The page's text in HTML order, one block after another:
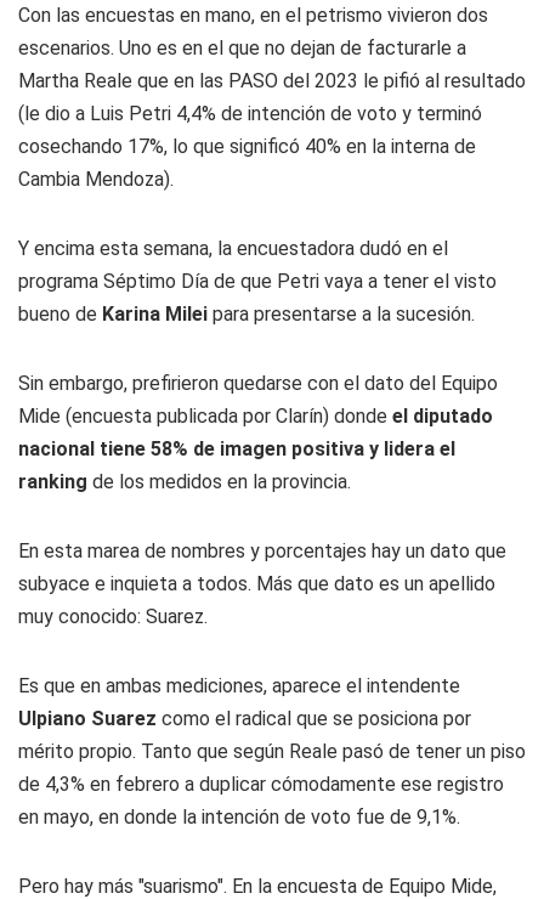
Con las encuestas en mano, en el petrismo vivieron dos
escenarios. Uno es en el que no dejan de facturarle a
Martha Reale que en las PASO del 2023 le pifió al resultado
(le dio a Luis Petri 4,4% de intención de voto y terminó
cosechando 17%, lo que significó 40% en la interna de
Cambia Mendoza).
Y encima esta semana, la encuestadora dudó en el
programa Séptimo Día de que Petri vaya a tener el visto
bueno de Karina Milei para presentarse a la sucesión.
Sin embargo, prefirieron quedarse con el dato del Equipo
Mide (encuesta publicada por Clarín) donde el diputado
nacional tiene 58% de imagen positiva y lidera el
ranking de los medidos en la provincia.
En esta marea de nombres y porcentajes hay un dato que
subyace e inquieta a todos. Más que dato es un apellido
muy conocido: Suarez.
Es que en ambas mediciones, aparece el intendente
Ulpiano Suarez como el radical que se posiciona por
mérito propio. Tanto que según Reale pasó de tener un piso
de 4,3% en febrero a duplicar cómodamente ese registro
en mayo, en donde la intención de voto fue de 9,1%.
Pero hay más "suarismo". En la encuesta de Equipo Mide,